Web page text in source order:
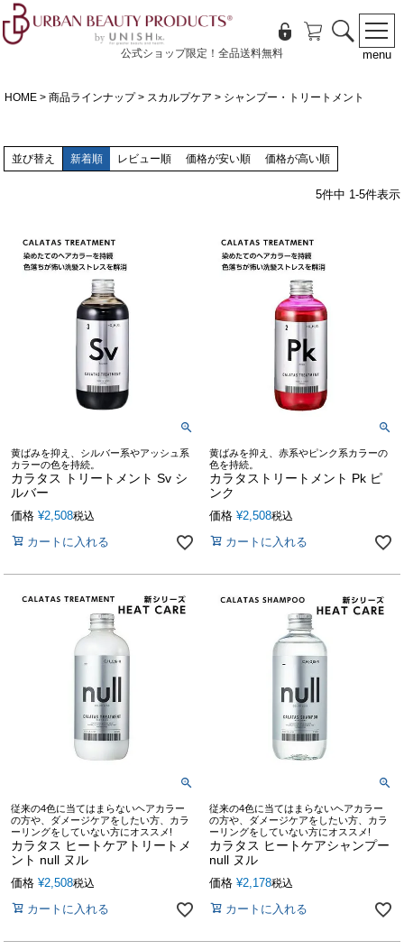
menu
公式ショップ限定！全品送料無料
HOME 商品ラインナップ スカルプケア シャンプー・トリートメント
並び替え 新着順 レビュー順 価格が安い順 価格が高い順
5件中 1-5件表示
黄ばみを抑え、シルバー系やアッシュ系
カラーの色を持続。
カラタス トリートメント Sv シ
ルバー
価格 ¥2,508税込
カートに入れる
黄ばみを抑え、赤系やピンク系カラーの
色を持続。
カラタストリートメント Pk ピ
ンク
価格 ¥2,508税込
カートに入れる
従来の4色に当てはまらないヘアカラー
の方や、ダメージケアをしたい方、カラ
ーリングをしていない方にオススメ!
カラタス ヒートケアトリートメ
ント null ヌル
価格 ¥2,508税込
カートに入れる
従来の4色に当てはまらないヘアカラー
の方や、ダメージケアをしたい方、カラ
ーリングをしていない方にオススメ!
カラタス ヒートケアシャンプー
null ヌル
価格 ¥2,178税込
カートに入れる